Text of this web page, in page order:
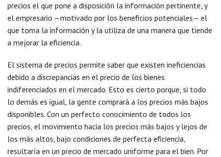
precios el que pone a disposición la información pertinente, y
el empresario —motivado por los beneficios potenciales— el
que toma la información y la utiliza de una manera que tiende
a mejorar la eficiencia.
El sistema de precios permite saber que existen ineficiencias
debido a discrepancias en el precio de los bienes
indiferenciados en el mercado. Esto es cierto porque, si todo
lo demás es igual, la gente comprará a los precios más bajos
disponibles. Con un perfecto conocimiento de todos los
precios, el movimiento hacia los precios más bajos y lejos de
los más altos, bajo condiciones de perfecta eficiencia,
resultaría en un precio de mercado uniforme para el bien. Por